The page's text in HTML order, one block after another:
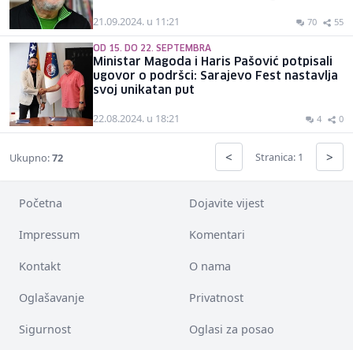
21.09.2024. u 11:21 70 55
OD 15. DO 22. SEPTEMBRA
Ministar Magoda i Haris Pašović potpisali
ugovor o podršci: Sarajevo Fest nastavlja
svoj unikatan put
22.08.2024. u 18:21 4 0
Ukupno:72 < Stranica: 1 >
Početna Dojavite vijest
Impressum Komentari
Kontakt O nama
Oglašavanje Privatnost
Sigurnost Oglasi za posao